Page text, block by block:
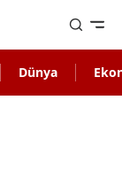
Dünya